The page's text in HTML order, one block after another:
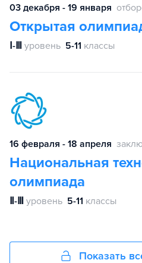
03 декабря - 19 января
Открытая
Ⅰ-Ⅲ уровень 5-11 классы
16 февраля - 18 апреля
Национальная
олимпиада
Ⅱ-Ⅲ уровень 5-11 классы
Показать